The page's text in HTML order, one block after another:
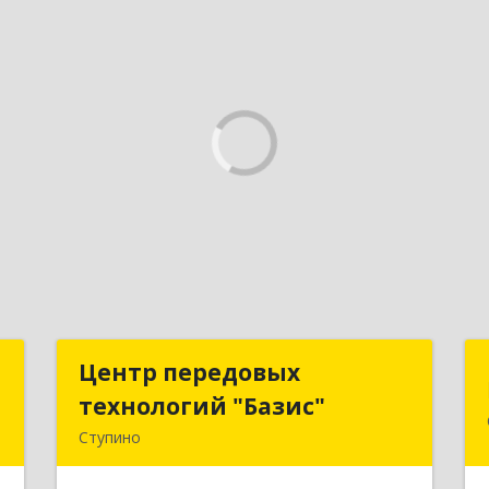
Центр передовых
технологий "Базис"
Ступино
Центр передовых
технологий "Базис"